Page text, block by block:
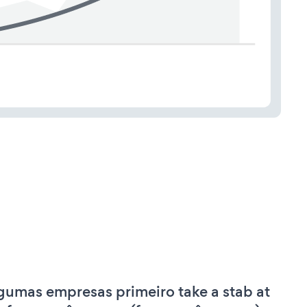
empresas primeiro take a stab at